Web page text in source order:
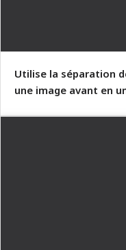
Utilise la séparation
une image avant en